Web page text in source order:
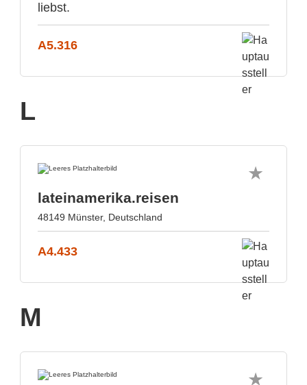
liebst.
A5.316
L
lateinamerika.reisen
48149 Münster, Deutschland
A4.433
M